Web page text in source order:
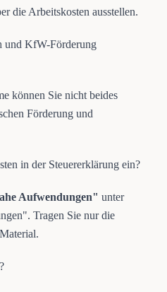
die Arbeitskosten ausstellen.
und KfW-Förderung
können Sie nicht beides
Förderung und
in der Steuererklärung ein?
Aufwendungen" unter
Tragen Sie nur die